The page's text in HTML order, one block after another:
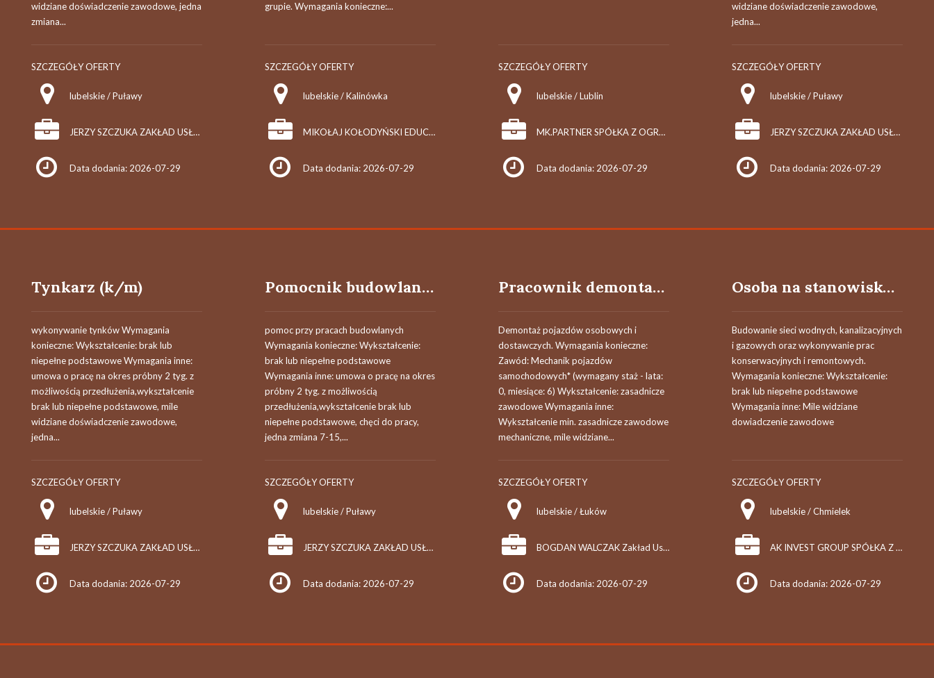
widziane doświadczenie zawodowe, jedna
zmiana...
SZCZEGÓŁY OFERTY
lubelskie / Puławy
JERZY SZCZUKA ZAKŁAD USŁUG REMONTOWO - BUDOWLANYCH "TECH-DOM", PPHU "BUDOLAND"
Data dodania: 2026-07-29
grupie. Wymagania konieczne:...
SZCZEGÓŁY OFERTY
lubelskie / Kalinówka
MIKOŁAJ KOŁODYŃSKI EDUCORE
Data dodania: 2026-07-29
SZCZEGÓŁY OFERTY
lubelskie / Lublin
MK.PARTNER SPÓŁKA Z OGRANICZONĄ ODPOWIEDZIALNOŚCIĄ
Data dodania: 2026-07-29
widziane doświadczenie zawodowe,
jedna...
SZCZEGÓŁY OFERTY
lubelskie / Puławy
JERZY SZCZUKA ZAKŁAD USŁUG REMONTOWO - BUDOWLANYCH "TECH-DOM", PPHU "BUDOLAND"
Data dodania: 2026-07-29
Tynkarz (k/m)
wykonywanie tynków Wymagania
konieczne: Wykształcenie: brak lub
niepełne podstawowe Wymagania inne:
umowa o pracę na okres próbny 2 tyg. z
możliwością przedłużenia,wykształcenie
brak lub niepełne podstawowe, mile
widziane doświadczenie zawodowe,
jedna...
SZCZEGÓŁY OFERTY
lubelskie / Puławy
JERZY SZCZUKA ZAKŁAD USŁUG REMONTOWO - BUDOWLANYCH "TECH-DOM", PPHU "BUDOLAND"
Data dodania: 2026-07-29
Pomocnik budowlany (k/m)
pomoc przy pracach budowlanych
Wymagania konieczne: Wykształcenie:
brak lub niepełne podstawowe
Wymagania inne: umowa o pracę na okres
próbny 2 tyg. z możliwością
przedłużenia,wykształcenie brak lub
niepełne podstawowe, chęci do pracy,
jedna zmiana 7-15,...
SZCZEGÓŁY OFERTY
lubelskie / Puławy
JERZY SZCZUKA ZAKŁAD USŁUG REMONTOWO - BUDOWLANYCH "TECH-DOM", PPHU "BUDOLAND"
Data dodania: 2026-07-29
Pracownik demontażu pojazdów samochodowych (k/m)
Demontaż pojazdów osobowych i
dostawczych. Wymagania konieczne:
Zawód: Mechanik pojazdów
samochodowych* (wymagany staż - lata:
0, miesiące: 6) Wykształcenie: zasadnicze
zawodowe Wymagania inne:
Wykształcenie min. zasadnicze zawodowe
mechaniczne, mile widziane...
SZCZEGÓŁY OFERTY
lubelskie / Łuków
BOGDAN WALCZAK Zakład Usługowo Handlowy
Data dodania: 2026-07-29
Osoba na stanowisko pomocnika montera sieci wodnych i kanalizacyjnych
Budowanie sieci wodnych, kanalizacyjnych
i gazowych oraz wykonywanie prac
konserwacyjnych i remontowych.
Wymagania konieczne: Wykształcenie:
brak lub niepełne podstawowe
Wymagania inne: Mile widziane
dowiadczenie zawodowe
SZCZEGÓŁY OFERTY
lubelskie / Chmielek
AK INVEST GROUP SPÓŁKA Z OGRANICZONĄ ODPOWIEDZIALNOŚCIĄ
Data dodania: 2026-07-29